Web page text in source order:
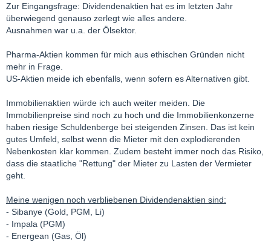
Zur Eingangsfrage: Dividendenaktien hat es im letzten Jahr
überwiegend genauso zerlegt wie alles andere.
Ausnahmen war u.a. der Ölsektor.
Pharma-Aktien kommen für mich aus ethischen Gründen nicht
mehr in Frage.
US-Aktien meide ich ebenfalls, wenn sofern es Alternativen gibt.
Immobilienaktien würde ich auch weiter meiden. Die
Immobilienpreise sind noch zu hoch und die Immobilienkonzerne
haben riesige Schuldenberge bei steigenden Zinsen. Das ist kein
gutes Umfeld, selbst wenn die Mieter mit den explodierenden
Nebenkosten klar kommen. Zudem besteht immer noch das Risiko,
dass die staatliche "Rettung" der Mieter zu Lasten der Vermieter
geht.
Meine wenigen noch verbliebenen Dividendenaktien sind:
- Sibanye (Gold, PGM, Li)
- Impala (PGM)
- Energean (Gas, Öl)